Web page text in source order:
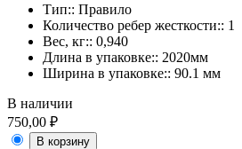
Тип:: Правило
Количество ребер жесткости:: 1
Вес, кг:: 0,940
Длина в упаковке:: 2020мм
Ширина в упаковке:: 90.1 мм
В наличии
750,00 ₽
В корзину